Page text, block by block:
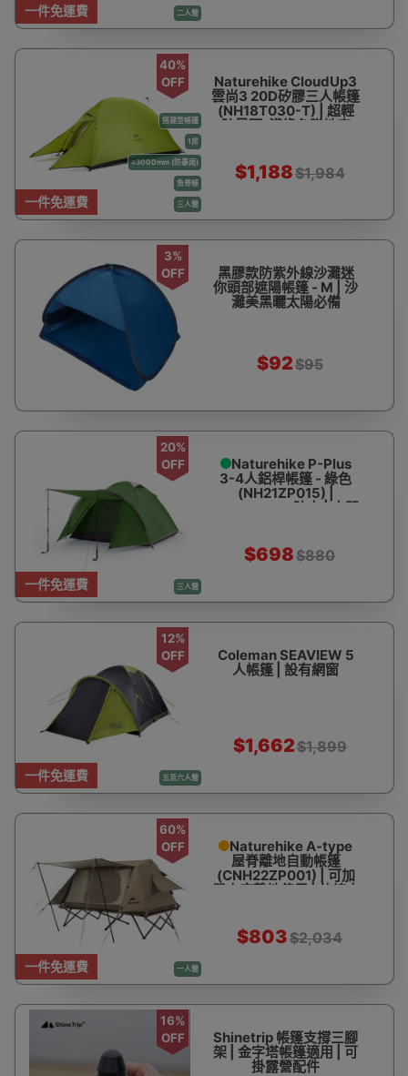
一件免運費 二人營
一件免運費
搭建型帳篷
1房
≥3000mm (防暴雨)
魚脊帳
三人營
40%
OFF
Naturehike CloudUp3
雲尚3 20D矽膠三人帳篷
(NH18T030-T) | 超輕
防暴雨-淺綠色贈地席
$1,188$1,984
3%
OFF
黑膠款防紫外線沙灘迷
你頭部遮陽帳篷 - M | 沙
灘美黑曬太陽必備
$92$95
一件免運費 三人營
20%
OFF
Naturehike P-Plus
3-4人鋁桿帳篷 - 綠色
(NH21ZP015) |
PU2000mm防水 | 大門
$698$880
一件免運費 五至六人營
12%
OFF
Coleman SEAVIEW 5
人帳篷 | 設有網窗
$1,662$1,899
一件免運費 一人營
60%
OFF
Naturehike A-type
屋脊離地自動帳篷
(CNH22ZP001) | 可加
單人床離地使用 | 伸縮支
$803$2,034
16%
OFF
Shinetrip 帳篷支撐三腳
架 | 金字塔帳篷適用 | 可
掛露營配件